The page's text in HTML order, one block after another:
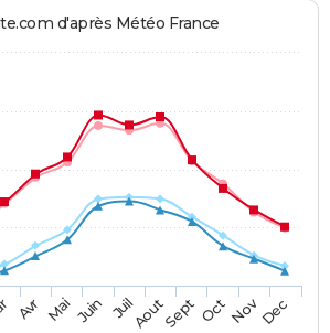
d'après Météo France
Avr Mai Juin JuilAoutSept OctNovDec